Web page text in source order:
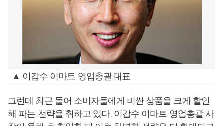
▲ 이갑수 이마트 영업총괄 대표
그런데 최근 들어 소비자들에게 비싼 상품을 크게 할인
해 파는 전략을 취하고 있다. 이갑수 이마트 영업총괄 사